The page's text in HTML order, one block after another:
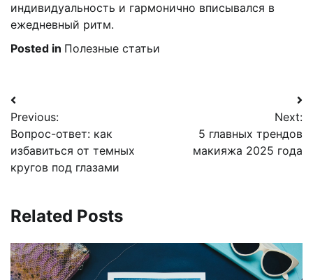
индивидуальность и гармонично вписывался в
ежедневный ритм.
Posted in Полезные статьи
Навигация
по
записям
Previous:
Вопрос-ответ: как
избавиться от темных
кругов под глазами
Next:
5 главных трендов
макияжа 2025 года
Related Posts